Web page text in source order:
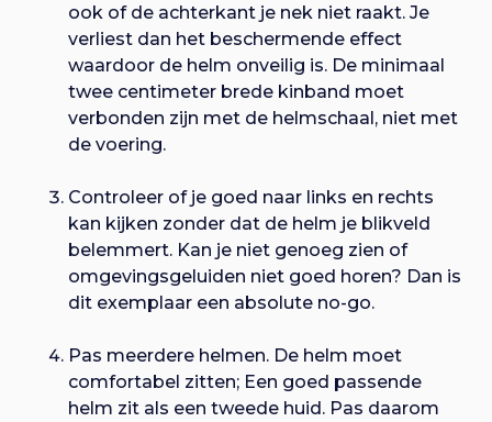
ook of de achterkant je nek niet raakt. Je
verliest dan het beschermende effect
waardoor de helm onveilig is. De minimaal
twee centimeter brede kinband moet
verbonden zijn met de helmschaal, niet met
de voering.
Controleer of je goed naar links en rechts
kan kijken zonder dat de helm je blikveld
belemmert. Kan je niet genoeg zien of
omgevingsgeluiden niet goed horen? Dan is
dit exemplaar een absolute no-go.
Pas meerdere helmen. De helm moet
comfortabel zitten; Een goed passende
helm zit als een tweede huid. Pas daarom